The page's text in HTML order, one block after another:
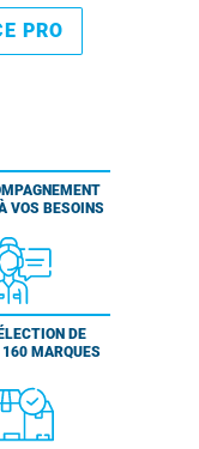
PRO
VOS BESOINS
DE
160 MARQUES